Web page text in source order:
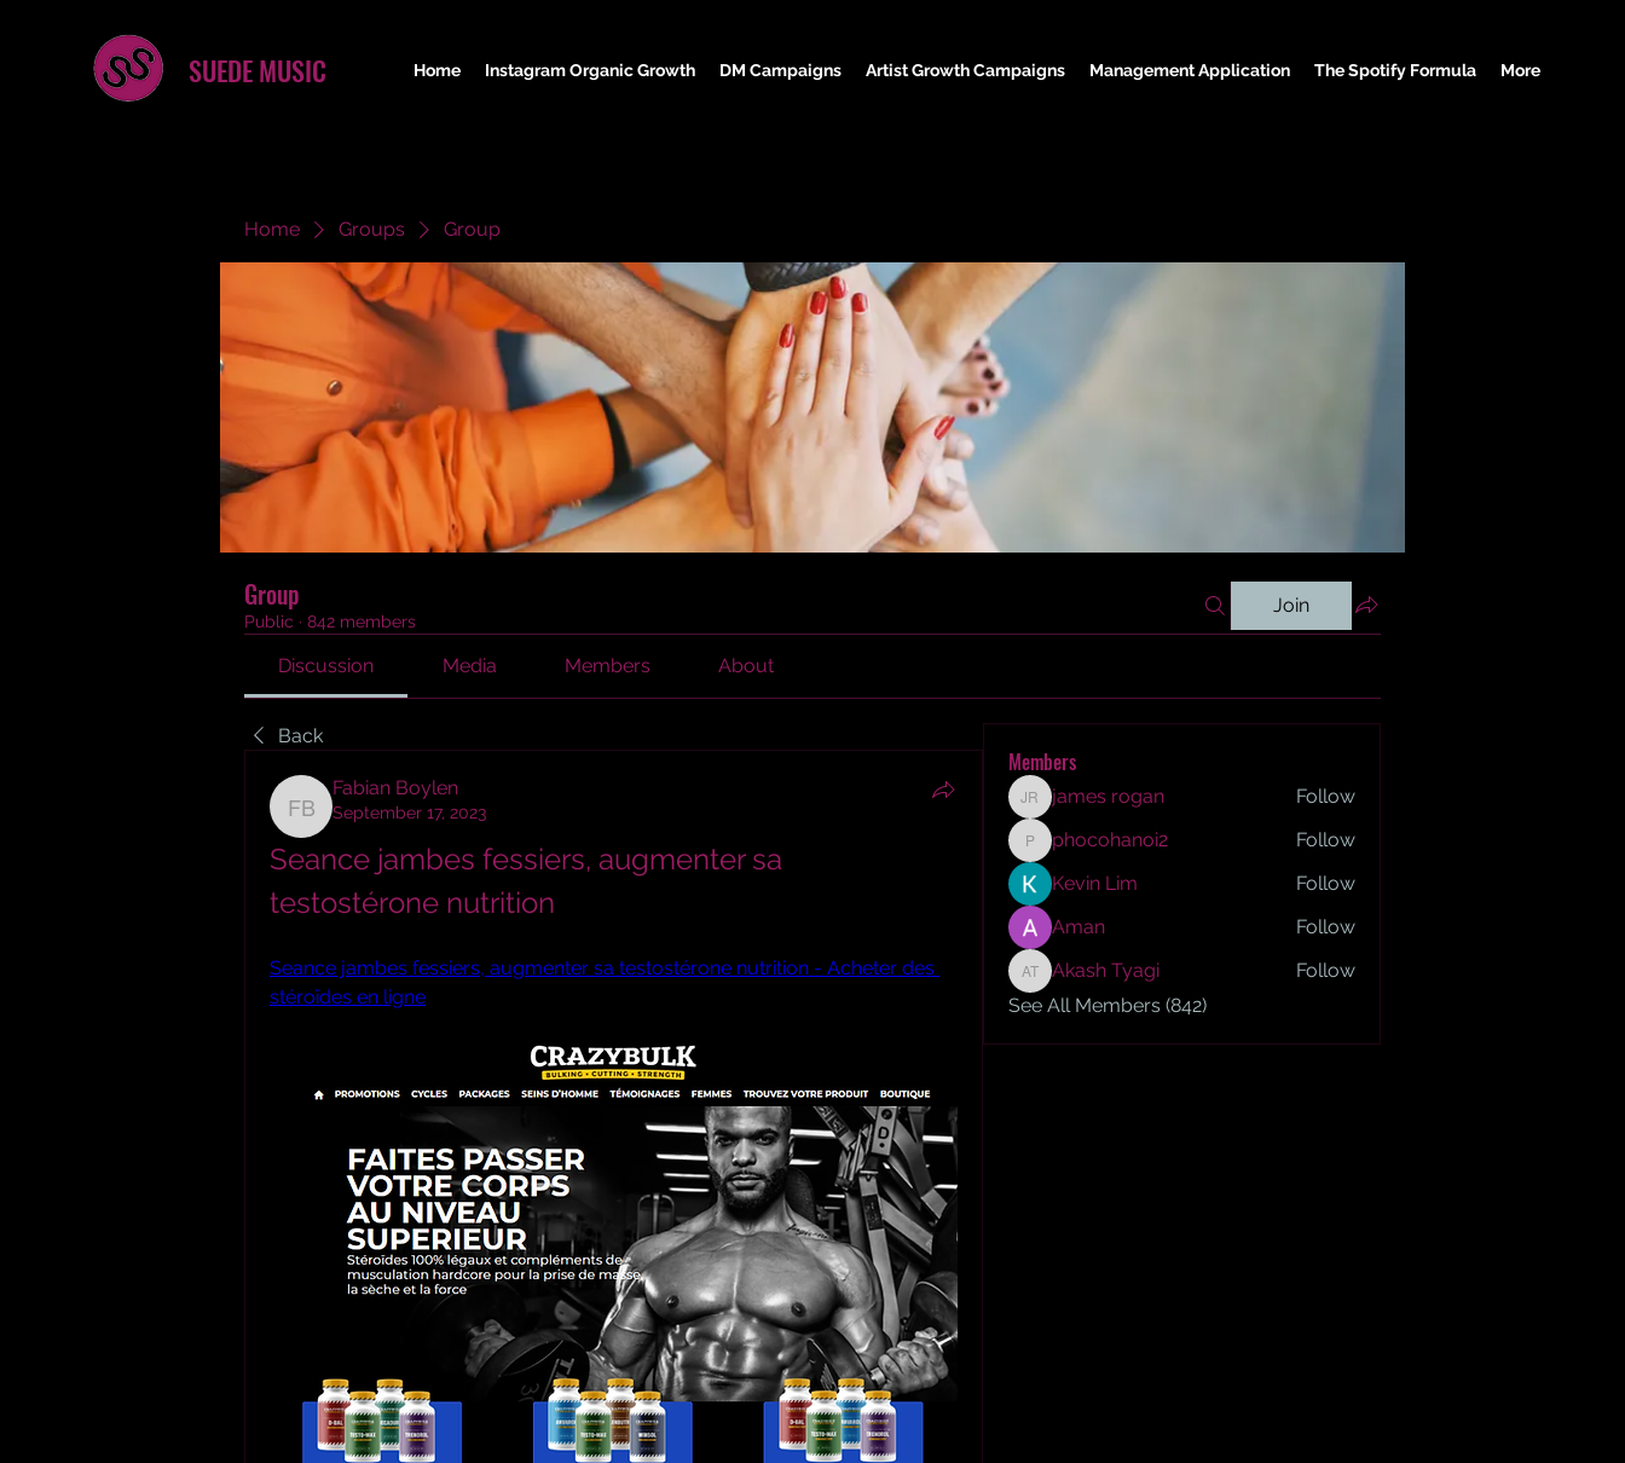
SUEDE MUSIC Home Instagram Organic Growth DM Campaigns Artist Growth Campaigns Management Application The Spotify Formula More
Home Groups Group
Group
Public · 842 members
Join
Discussion Media Members About
Back
Fabian Boylen
Fabian Boylen
September 17, 2023
Seance jambes fessiers, augmenter sa
testostérone nutrition
Seance jambes fessiers, augmenter sa testostérone nutrition - Acheter des
stéroïdes en ligne
Members
james rogan
james rogan Follow
phocohanoi2
phocohanoi2
Follow
Kevin Lim
Follow
Aman
Follow
Akash Tyagi
Akash Tyagi
Follow
See All Members (842)